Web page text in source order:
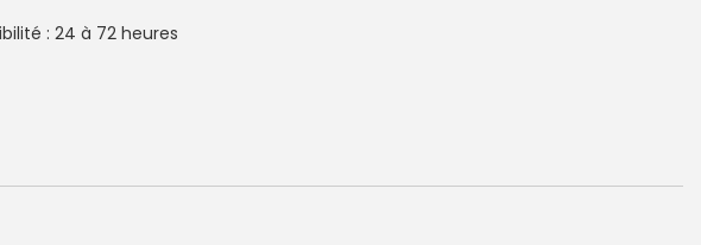
: 24 à 72 heures